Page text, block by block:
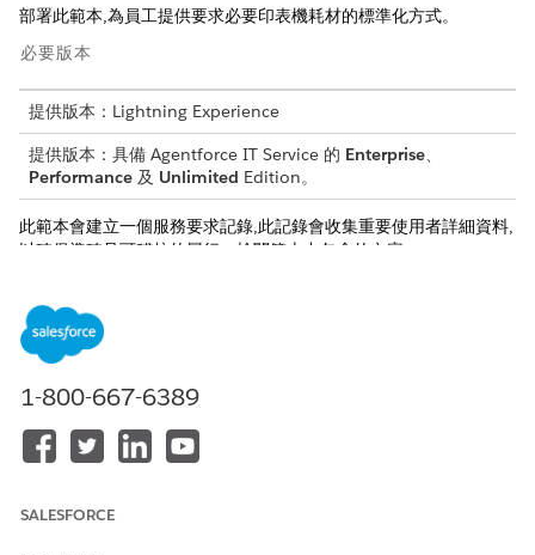
部署此範本,為員工提供要求必要印表機耗材的標準化方式。
必要版本
提供版本：Lightning Experience
提供版本：具備 Agentforce IT Service 的 Enterprise、
Performance 及 Unlimited Edition。
此範本會建立一個服務要求記錄,此記錄會收集重要使用者詳細資料,
以確保準確且可稽核的履行。檢閱範本中包含的內容。
入院屬性
此範本的入院表單會從員工中取用以下詳細資料:
必要耗材與數量:需要項目的詳細清單,包括特定數量,例如紙張帶
或調色箱。
此服務流程會將手動履行的要求路由至 IT 小組。您可以在 Flow
1-800-667-6389
SALESFORCE